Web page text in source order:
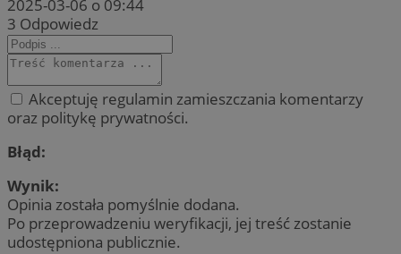
2025-03-06 o 09:44
3 Odpowiedz
Akceptuję regulamin zamieszczania komentarzy
oraz politykę prywatności.
Błąd:
Wynik:
Opinia została pomyślnie dodana.
Po przeprowadzeniu weryfikacji, jej treść zostanie
udostępniona publicznie.